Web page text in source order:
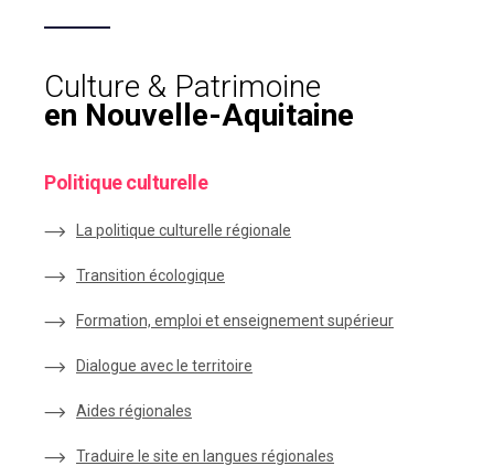
Culture & Patrimoine
en Nouvelle-Aquitaine
Politique culturelle
La politique culturelle régionale
Transition écologique
Formation, emploi et enseignement supérieur
Dialogue avec le territoire
Aides régionales
Traduire le site en langues régionales